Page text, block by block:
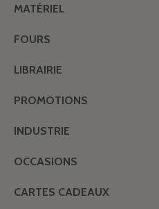
MATÉRIEL
FOURS
LIBRAIRIE
PROMOTIONS
INDUSTRIE
OCCASIONS
CARTES CADEAUX